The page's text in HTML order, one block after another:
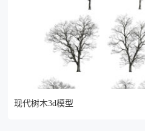
现代树木3d模型